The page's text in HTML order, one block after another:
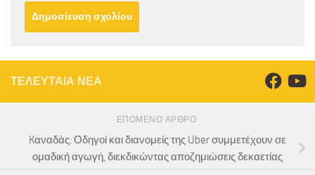
ΤΕΛΕΥΤΑΙΑ ΝΕΑ
ΕΠΌΜΕΝΟ ΆΡΘΡΟ
Kαναδάς: Οδηγοί και διανομείς της Uber συμμετέχουν σε
ομαδική αγωγή, διεκδικώντας αποζημιώσεις δεκαετίας